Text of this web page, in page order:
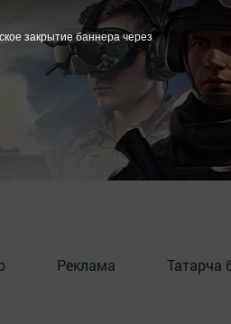
Реклама Татарча
закрытие баннера через